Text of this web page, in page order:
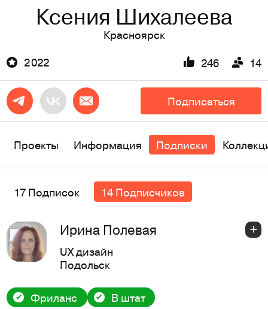
Ксения Шихалеева
Красноярск
2 022
246 14
Подписаться
Проекты Информация Подписки
17 Подписок 14 Подписчиков
Ирина Полевая
UX дизайн
Подольск
Фриланс В штат